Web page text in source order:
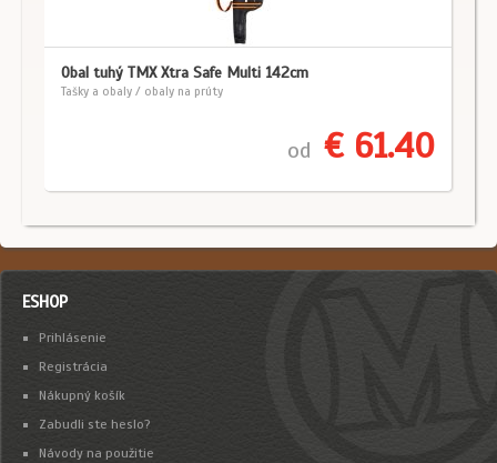
Obal tuhý TMX Xtra Safe Multi 142cm
Tašky a obaly / obaly na prúty
od € 61.40
ESHOP
Prihlásenie
Registrácia
Nákupný košík
Zabudli ste heslo?
Návody na použitie